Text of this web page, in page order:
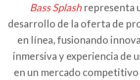
Bass Splashrepresenta
desarrollo de la oferta de
en línea, fusionando
inmersiva y experiencia de
en un mercado